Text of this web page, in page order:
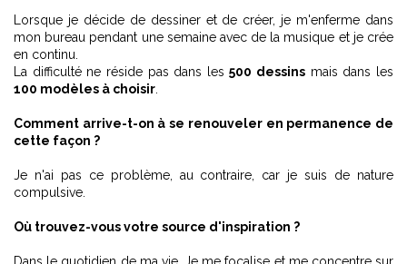
Lorsque je décide de dessiner et de créer, je m'enferme dans
mon bureau pendant une semaine avec de la musique et je crée
en continu.
La difficulté ne réside pas dans les500 dessins mais dans les
100 modèles à choisir
Comment arrive-t-on à se renouveler en permanence de
cette façon ?
Je n'ai pas ce problème, au contraire, car je suis de nature
compulsive.
Où trouvez-vous votre source d'inspiration ?